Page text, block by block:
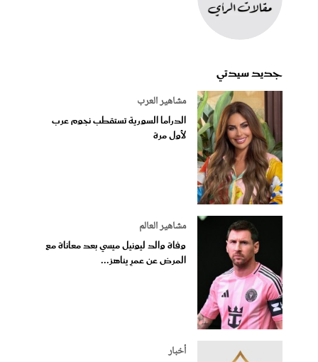
جديد سيدتي
مشاهير العرب
الدراما السورية تستقطب نجوم عرب
لأول مرة
مشاهير العالم
وفاة والد ليونيل ميسي بعد معاناة مع
المرض عن عمرٍ يناهز...
أخبار